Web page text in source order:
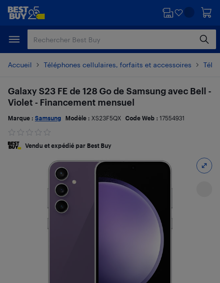
Passer
principal
Passer
Accueil Téléphones cellulaires, forfaits et accessoires
Galaxy S23 FE de 128 Go de Samsung avec Bell -
Violet - Financement mensuel
Marque : Samsung Modèle : XS23F5QX Code Web : 17554931
Vendu et expédié par Best Buy